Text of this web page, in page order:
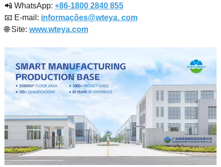
📲 WhatsApp: +86-1800 2840 855
📧 E-mail: informações@wteya. com
🌐 Site: www.wteya.com